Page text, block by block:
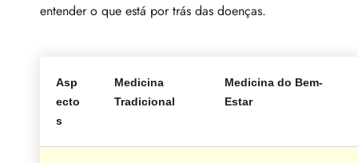
entender o que está por trás das doenças.
Asp
ecto
s
Medicina
Tradicional
Medicina do Bem-
Estar